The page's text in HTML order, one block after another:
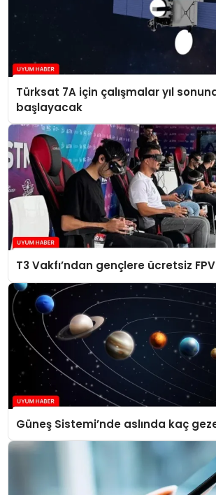
Türksat 7A için çalışmalar yıl
başlayacak
T3 Vakfı’ndan gençlere ücretsiz
Güneş Sistemi’nde aslında kaç